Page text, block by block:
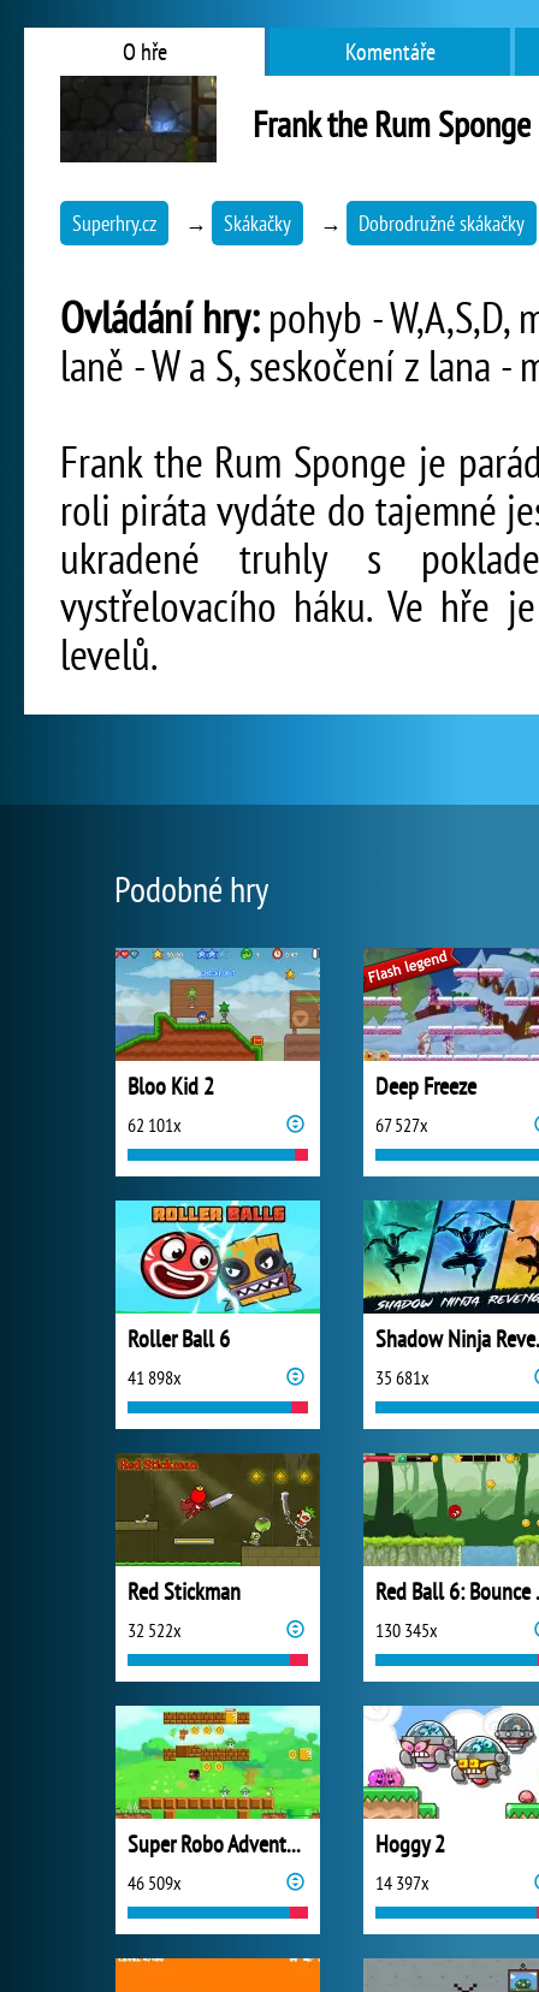
O hře Komentáře
Frank the Rum Sponge
Superhry.cz → Skákačky → Dobrodružné skákačky
Ovládání hry:pohyb - W,A,S,D,
laně - W a S, seskočení z lana -
Frank the Rum Sponge je
roli piráta vydáte do tajemné
ukradené truhly s
vystřelovacího háku. Ve hře
levelů.
Podobné hry
Bloo Kid 2
62 101x
Deep Freeze
67 527x
Roller Ball 6
41 898x 35 681x
Red Stickman
32 522x 130 345x
Super Robo Adventure
46 509x
Hoggy 2
14 397x